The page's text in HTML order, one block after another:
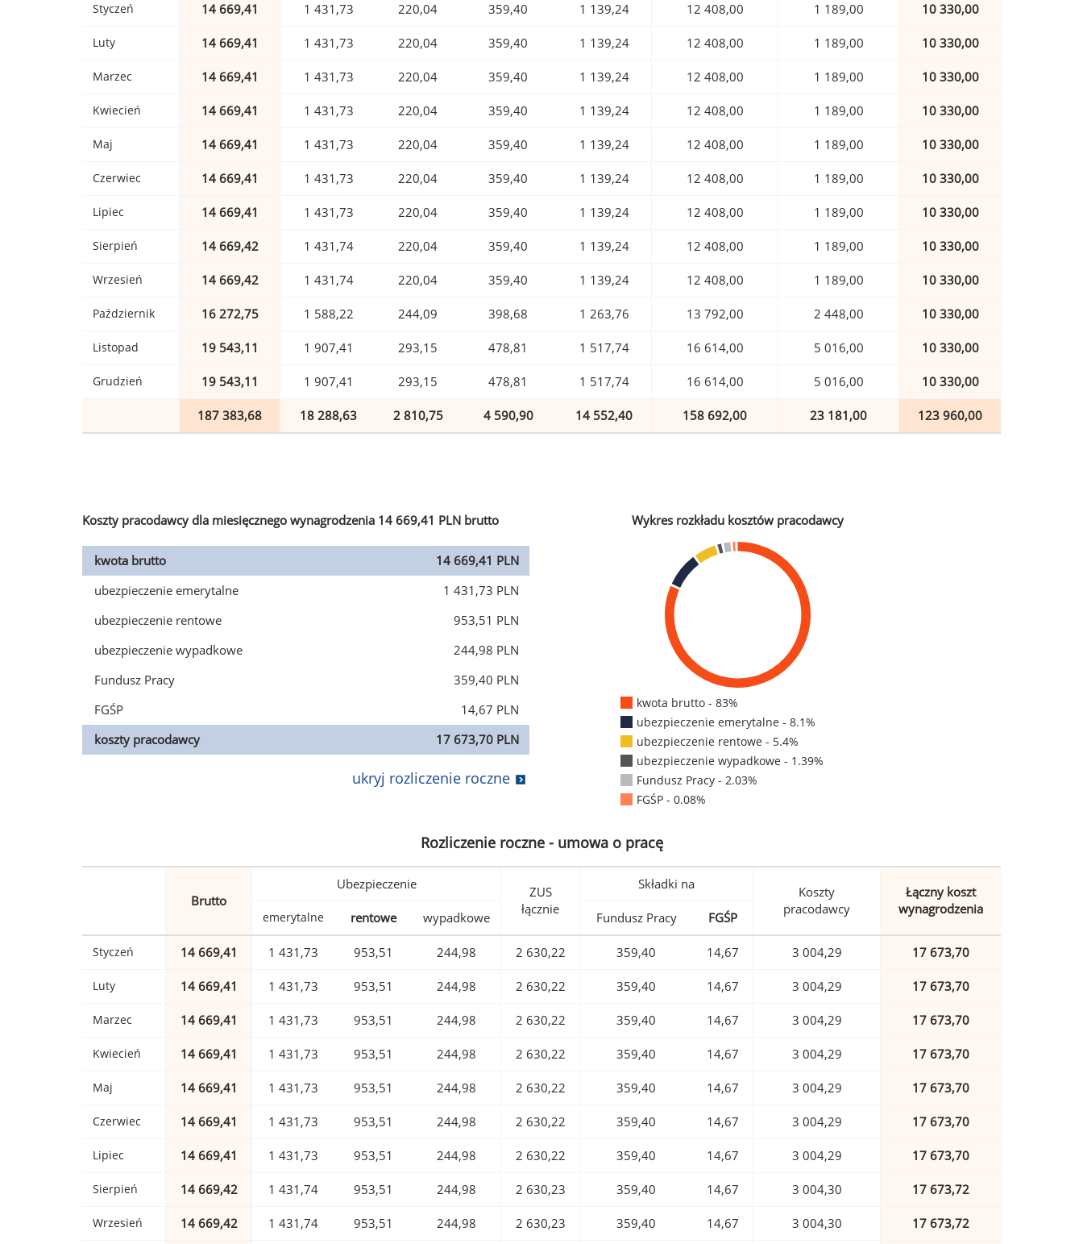
Styczeń 14 669,41 1 431,73 220,04 359,40 1 139,24 12 408,00 1 189,00 10 330,00
Luty 14 669,41 1 431,73 220,04 359,40 1 139,24 12 408,00 1 189,00 10 330,00
Marzec 14 669,41 1 431,73 220,04 359,40 1 139,24 12 408,00 1 189,00 10 330,00
Kwiecień 14 669,41 1 431,73 220,04 359,40 1 139,24 12 408,00 1 189,00 10 330,00
Maj 14 669,41 1 431,73 220,04 359,40 1 139,24 12 408,00 1 189,00 10 330,00
Czerwiec 14 669,41 1 431,73 220,04 359,40 1 139,24 12 408,00 1 189,00 10 330,00
Lipiec 14 669,41 1 431,73 220,04 359,40 1 139,24 12 408,00 1 189,00 10 330,00
Sierpień 14 669,42 1 431,74 220,04 359,40 1 139,24 12 408,00 1 189,00 10 330,00
Wrzesień 14 669,42 1 431,74 220,04 359,40 1 139,24 12 408,00 1 189,00 10 330,00
Październik 16 272,75 1 588,22 244,09 398,68 1 263,76 13 792,00 2 448,00 10 330,00
Listopad 19 543,11 1 907,41 293,15 478,81 1 517,74 16 614,00 5 016,00 10 330,00
Grudzień 19 543,11 1 907,41 293,15 478,81 1 517,74 16 614,00 5 016,00 10 330,00
187 383,68 18 288,63 2 810,75 4 590,90 14 552,40 158 692,00 23 181,00 123 960,00
Koszty pracodawcy dla miesięcznego wynagrodzenia 14 669,41 PLN brutto
kwota brutto
14 669,41 PLN
ubezpieczenie emerytalne
1 431,73 PLN
ubezpieczenie rentowe
953,51 PLN
ubezpieczenie wypadkowe
244,98 PLN
Fundusz Pracy
359,40 PLN
FGŚP
14,67 PLN
koszty pracodawcy
17 673,70 PLN
ukryj rozliczenie roczne
Wykres rozkładu kosztów pracodawcy
kwota brutto - 83%
ubezpieczenie emerytalne - 8.1%
ubezpieczenie rentowe - 5.4%
ubezpieczenie wypadkowe - 1.39%
Fundusz Pracy - 2.03%
FGŚP - 0.08%
Rozliczenie roczne - umowa o pracę
Brutto
Ubezpieczenie
ZUS
łącznie
Składki na
Koszty
pracodawcy
Łączny koszt
wynagrodzenia
emerytalne rentowe wypadkowe Fundusz Pracy FGŚP
Styczeń 14 669,41 1 431,73 953,51 244,98 2 630,22 359,40 14,67 3 004,29 17 673,70
Luty 14 669,41 1 431,73 953,51 244,98 2 630,22 359,40 14,67 3 004,29 17 673,70
Marzec 14 669,41 1 431,73 953,51 244,98 2 630,22 359,40 14,67 3 004,29 17 673,70
Kwiecień 14 669,41 1 431,73 953,51 244,98 2 630,22 359,40 14,67 3 004,29 17 673,70
Maj 14 669,41 1 431,73 953,51 244,98 2 630,22 359,40 14,67 3 004,29 17 673,70
Czerwiec 14 669,41 1 431,73 953,51 244,98 2 630,22 359,40 14,67 3 004,29 17 673,70
Lipiec 14 669,41 1 431,73 953,51 244,98 2 630,22 359,40 14,67 3 004,29 17 673,70
Sierpień 14 669,42 1 431,74 953,51 244,98 2 630,23 359,40 14,67 3 004,30 17 673,72
Wrzesień 14 669,42 1 431,74 953,51 244,98 2 630,23 359,40 14,67 3 004,30 17 673,72